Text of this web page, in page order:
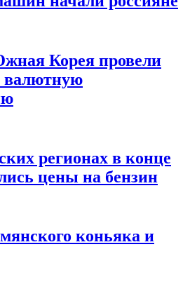
Корея провели
валютную
регионах в конце
цены на бензин
коньяка и